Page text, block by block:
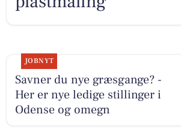
JOBNYT
Savner du nye græsgange? -
Her er nye ledige stillinger i
Odense og omegn